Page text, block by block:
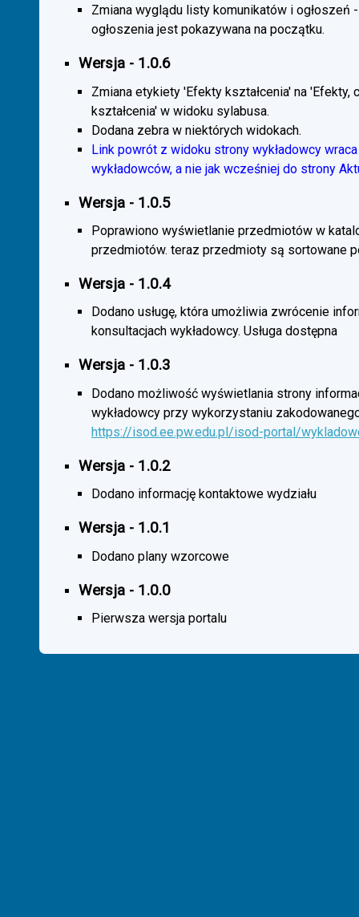
Zmiana wyglądu listy komunikatów i ogłoszeń
ogłoszenia jest pokazywana na początku.
Wersja - 1.0.6
Zmiana etykiety 'Efekty kształcenia' na 'Efekty,
kształcenia' w widoku sylabusa.
Dodana zebra w niektórych widokach.
Link powrót z widoku strony wykładowcy
wykładowców, a nie jak wcześniej do strony
Wersja - 1.0.5
Poprawiono wyświetlanie przedmiotów w
przedmiotów. teraz przedmioty są sortowane
Wersja - 1.0.4
Dodano usługę, która umożliwia zwrócenie
konsultacjach wykładowcy. Usługa dostępna
Wersja - 1.0.3
Dodano możliwość wyświetlania strony
wykładowcy przy wykorzystaniu
https://isod.ee.pw.edu.pl/isod-portal/
Wersja - 1.0.2
Dodano informację kontaktowe wydziału
Wersja - 1.0.1
Dodano plany wzorcowe
Wersja - 1.0.0
Pierwsza wersja portalu